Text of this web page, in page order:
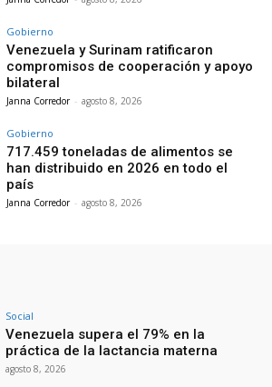
Gobierno
Venezuela y Surinam ratificaron
compromisos de cooperación y apoyo
bilateral
Janna Corredor - agosto 8, 2026
Gobierno
717.459 toneladas de alimentos se
han distribuido en 2026 en todo el
país
Janna Corredor - agosto 8, 2026
Social
Venezuela supera el 79% en la
práctica de la lactancia materna
agosto 8, 2026